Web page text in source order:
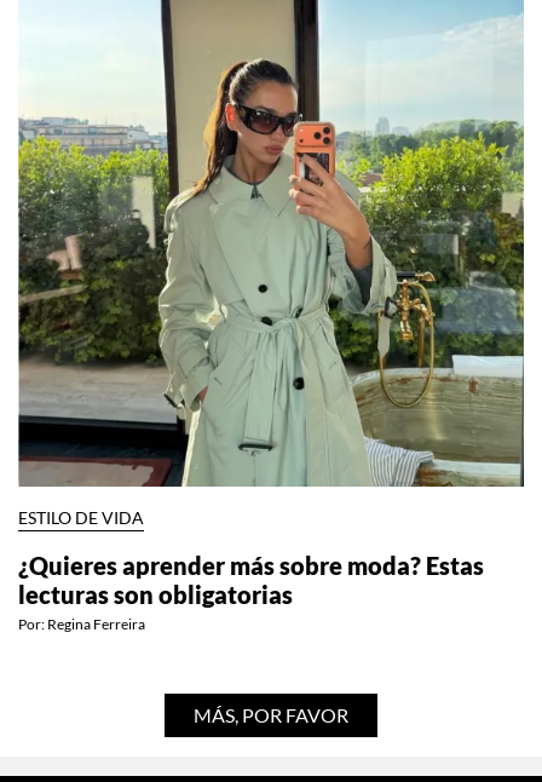
ESTILO DE VIDA
¿Quieres aprender más sobre moda? Estas
lecturas son obligatorias
Por: Regina Ferreira
MÁS, POR FAVOR